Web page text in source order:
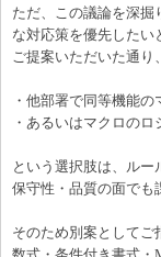
ただ、この議論を深
な対応策を優先したい
ご提案いただいた通り、
・他部署で同等機能
・あるいはマクロの
という選択肢は、ル
保守性・品質の面でも
そのため別案としてご
数式・条件付き書式・